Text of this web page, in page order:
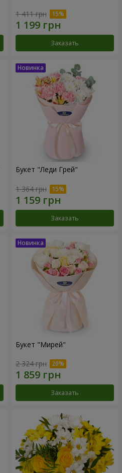
1 411 грн
Заказать
Букет "Леди Грей"
1 364 грн
Заказать
Букет "Мирей"
2 324 грн
Заказать